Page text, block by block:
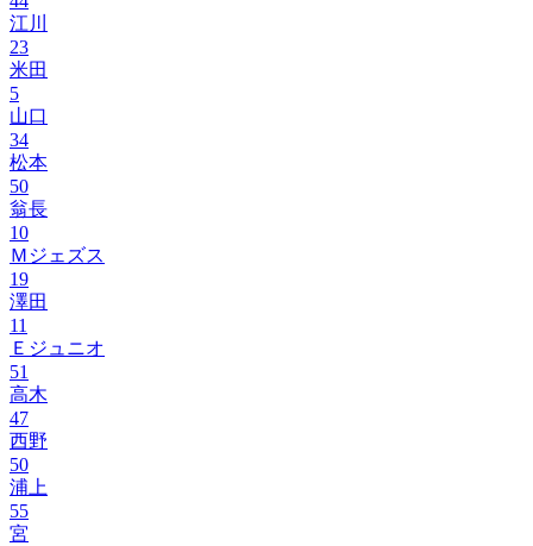
江川
23
米田
5
山口
34
松本
50
翁長
10
Ｍジェズス
19
澤田
11
Ｅジュニオ
51
高木
47
西野
50
浦上
55
宮